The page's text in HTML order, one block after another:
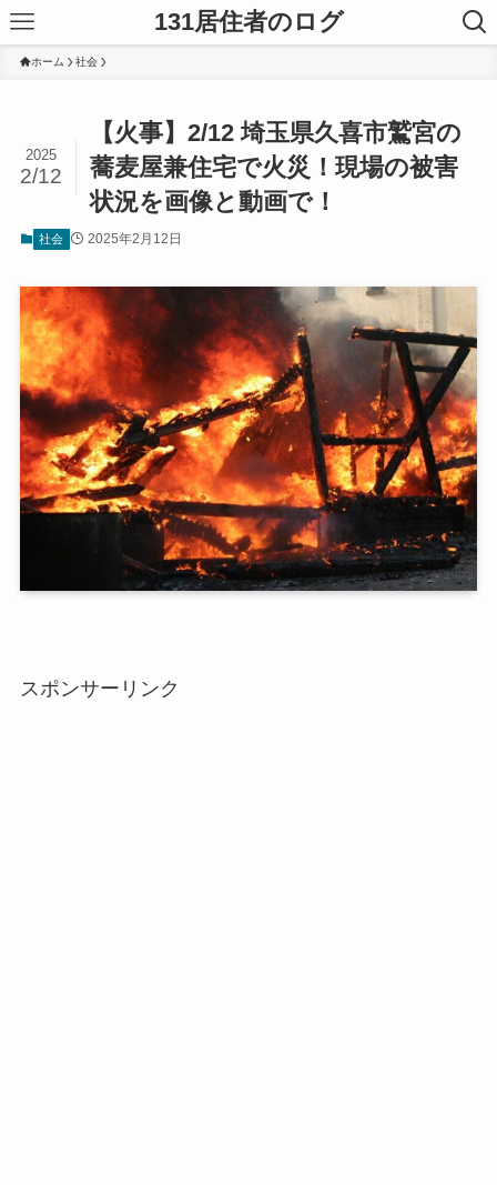
131居住者のログ
ホーム 社会
【火事】2/12 埼玉県久喜市鷲宮の
蕎麦屋兼住宅で火災！現場の被害
状況を画像と動画で！
2025
2/12
社会 2025年2月12日
スポンサーリンク